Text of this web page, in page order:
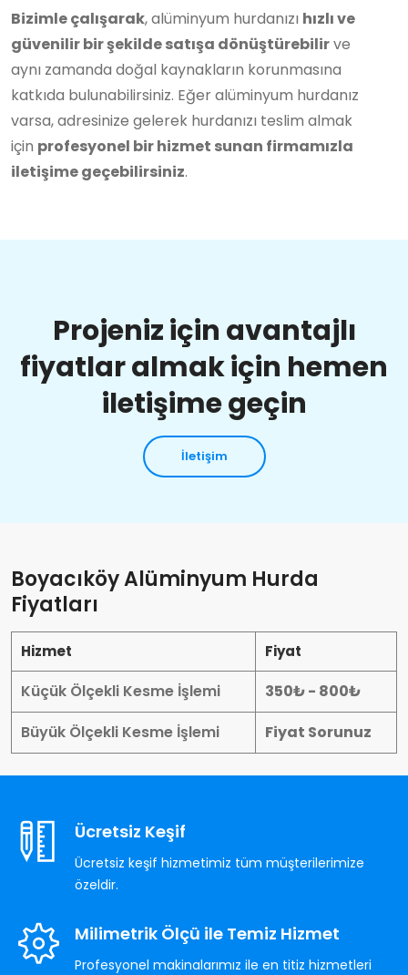
Bizimle çalışarak, alüminyum hurdanızı hızlı ve
güvenilir bir şekilde satışa dönüştürebilirve
aynı zamanda doğal kaynakların korunmasına
katkıda bulunabilirsiniz. Eğer alüminyum hurdanız
varsa, adresinize gelerek hurdanızı teslim almak
için profesyonel bir hizmet sunan firmamızla
iletişime geçebilirsiniz.
Projeniz için avantajlı
fiyatlar almak için hemen
iletişime geçin
İletişim
Boyacıköy Alüminyum Hurda
Fiyatları
Hizmet Fiyat
Küçük Ölçekli Kesme İşlemi
350₺ - 800₺
Büyük Ölçekli Kesme İşlemi
Fiyat Sorunuz
Ücretsiz Keşif
Ücretsiz keşif hizmetimiz tüm müşterilerimize
özeldir.
Milimetrik Ölçü ile Temiz Hizmet
Profesyonel makinalarımız ile en titiz hizmetleri